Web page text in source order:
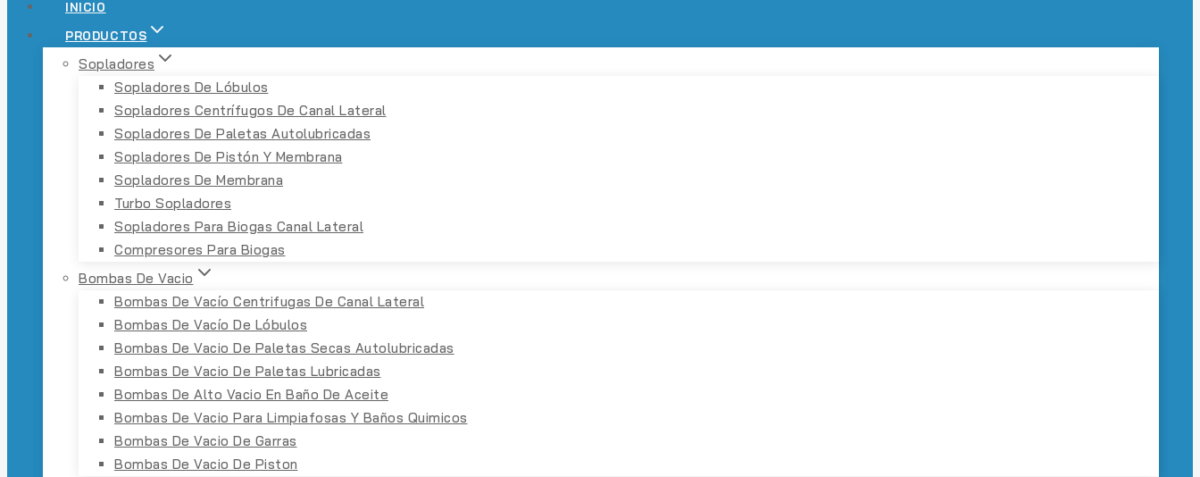
INICIO
PRODUCTOS
Sopladores
Sopladores De Lóbulos
Sopladores Centrífugos De Canal Lateral
Sopladores De Paletas Autolubricadas
Sopladores De Pistón Y Membrana
Sopladores De Membrana
Turbo Sopladores
Sopladores Para Biogas Canal Lateral
Compresores Para Biogas
Bombas De Vacio
Bombas De Vacío Centrifugas De Canal Lateral
Bombas De Vacío De Lóbulos
Bombas De Vacio De Paletas Secas Autolubricadas
Bombas De Vacio De Paletas Lubricadas
Bombas De Alto Vacio En Baño De Aceite
Bombas De Vacio Para Limpiafosas Y Baños Quimicos
Bombas De Vacio De Garras
Bombas De Vacio De Piston